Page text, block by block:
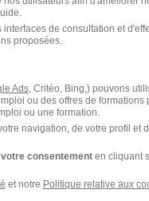
vous postulez.
(sous 15 jours
de consultation et
proposées.
Ads, Critéo, Bing,) pouvons
ou des offres de formations
ou une formation.
navigation, de votre profil et
consentementen cliquant
et notre Politique relative aux